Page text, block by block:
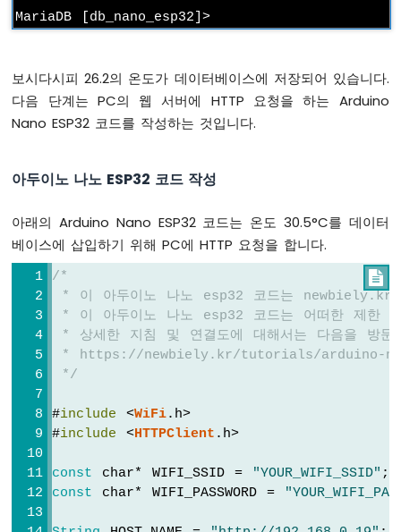
노
나
-
피
에
저
아
이
노
나
ESP32
ESP32
보시다시피 26.2의 온도가 데이터베이스에 저장되어 있습니다.
다음 단계는 PC의 웹 서버에 HTTP 요청을 하는 Arduino
Nano ESP32 코드를 작성하는 것입니다.
아두이노 나노 ESP32 코드 작성
아래의 Arduino Nano ESP32 코드는 온도 30.5°C를 데이터
베이스에 삽입하기 위해 PC에 HTTP 요청을 합니다.

/*
* 이 아두이노 나노 esp32 코드는 newbiely.kr
* 이 아두이노 나노 esp32 코드는 어떠한 제한
* 상세한 지침 및 연결도에 대해서는 다음을 방문
* https://newbiely.kr/tutorials/arduino-
*/
#include <WiFi.h>
#include <HTTPClient .h>
const char* WIFI_SSID = "YOUR_WIFI_SSID"
const char* WIFI_PASSWORD =